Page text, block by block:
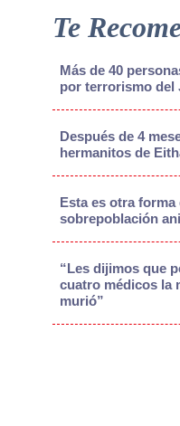
Te
Más de 40
por terrorismo del
Después de 4
hermanitos de
Esta es otra
sobrepoblación
“Les dijimos que
cuatro médicos la
murió”